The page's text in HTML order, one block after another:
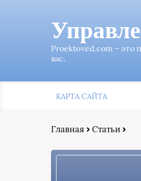
Proektoved.com – это
вас.
КАРТА САЙТА
Главная Статьи